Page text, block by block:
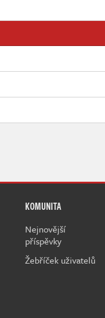
KOMUNITA
Nejnovější
příspěvky
Žebříček uživatelů